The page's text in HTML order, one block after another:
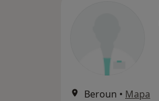
Beroun • Mapa